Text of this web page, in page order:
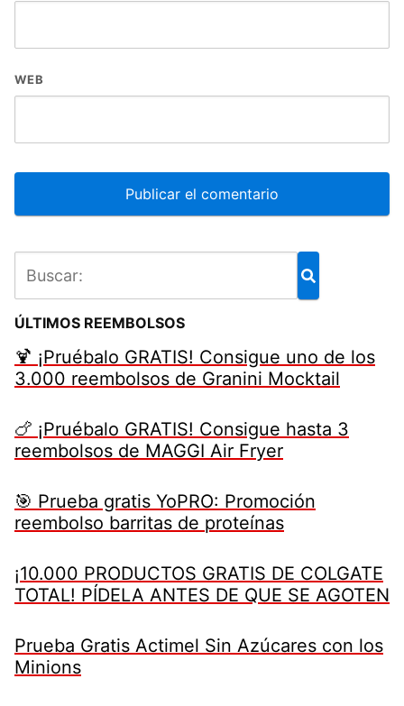
WEB
ÚLTIMOS REEMBOLSOS
🍹 ¡Pruébalo GRATIS! Consigue uno de los
3.000 reembolsos de Granini Mocktail
🍗 ¡Pruébalo GRATIS! Consigue hasta 3
reembolsos de MAGGI Air Fryer
🎯 Prueba gratis YoPRO: Promoción
reembolso barritas de proteínas
¡10.000 PRODUCTOS GRATIS DE COLGATE
TOTAL! PÍDELA ANTES DE QUE SE AGOTEN
Prueba Gratis Actimel Sin Azúcares con los
Minions